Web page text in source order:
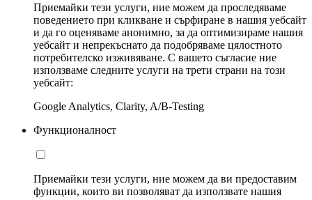
Приемайки тези услуги, ние можем да проследяваме
поведението при кликване и сърфиране в нашия уебсайт
и да го оценяваме анонимно, за да оптимизираме нашия
уебсайт и непрекъснато да подобряваме цялостното
потребителско изживяване. С вашето съгласие ние
използваме следните услуги на трети страни на този
уебсайт:
Google Analytics, Clarity, A/B-Testing
Функционалност
Приемайки тези услуги, ние можем да ви предоставим
функции, които ви позволяват да използвате нашия